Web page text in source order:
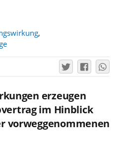
,
erzeugen
im Hinblick
vorweggenommenen